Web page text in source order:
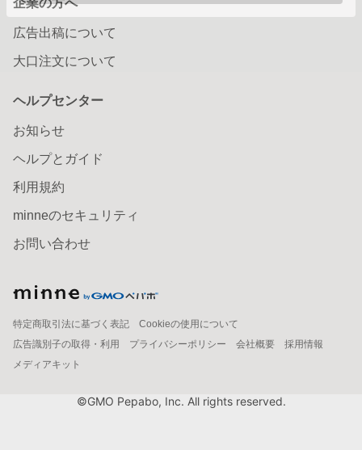
広告出稿について
大口注文について
ヘルプセンター
お知らせ
ヘルプとガイド
利用規約
minneのセキュリティ
お問い合わせ
特定商取引法に基づく表記
Cookieの使用について
広告識別子の取得・利用
プライバシーポリシー 会社概要
採用情報
メディアキット
©GMO Pepabo, Inc. All rights reserved.